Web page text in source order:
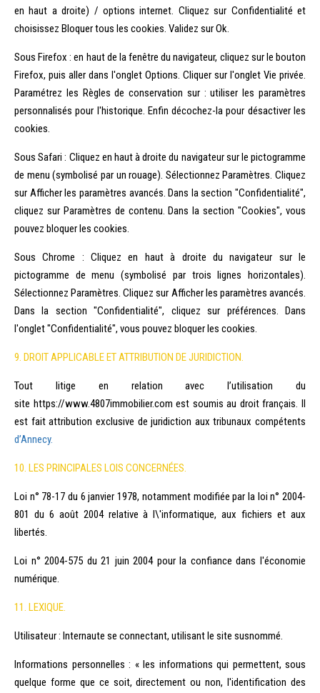
en haut a droite) / options internet. Cliquez sur Confidentialité et
choisissez Bloquer tous les cookies. Validez sur Ok.
Sous Firefox : en haut de la fenêtre du navigateur, cliquez sur le bouton
Firefox, puis aller dans l'onglet Options. Cliquer sur l'onglet Vie privée.
Paramétrez les Règles de conservation sur : utiliser les paramètres
personnalisés pour l'historique. Enfin décochez-la pour désactiver les
cookies.
Sous Safari : Cliquez en haut à droite du navigateur sur le pictogramme
de menu (symbolisé par un rouage). Sélectionnez Paramètres. Cliquez
sur Afficher les paramètres avancés. Dans la section "Confidentialité",
cliquez sur Paramètres de contenu. Dans la section "Cookies", vous
pouvez bloquer les cookies.
Sous Chrome : Cliquez en haut à droite du navigateur sur le
pictogramme de menu (symbolisé par trois lignes horizontales).
Sélectionnez Paramètres. Cliquez sur Afficher les paramètres avancés.
Dans la section "Confidentialité", cliquez sur préférences. Dans
l'onglet "Confidentialité", vous pouvez bloquer les cookies.
9. DROIT APPLICABLE ET ATTRIBUTION DE JURIDICTION.
Tout litige en relation avec l’utilisation du
site https://www.4807immobilier.com est soumis au droit français. Il
est fait attribution exclusive de juridiction aux tribunaux compétents
d’Annecy.
10. LES PRINCIPALES LOIS CONCERNÉES.
Loi n° 78-17 du 6 janvier 1978, notamment modifiée par la loi n° 2004-
801 du 6 août 2004 relative à l\'informatique, aux fichiers et aux
libertés.
Loi n° 2004-575 du 21 juin 2004 pour la confiance dans l'économie
numérique.
11. LEXIQUE.
Utilisateur : Internaute se connectant, utilisant le site susnommé.
Informations personnelles : « les informations qui permettent, sous
quelque forme que ce soit, directement ou non, l'identification des